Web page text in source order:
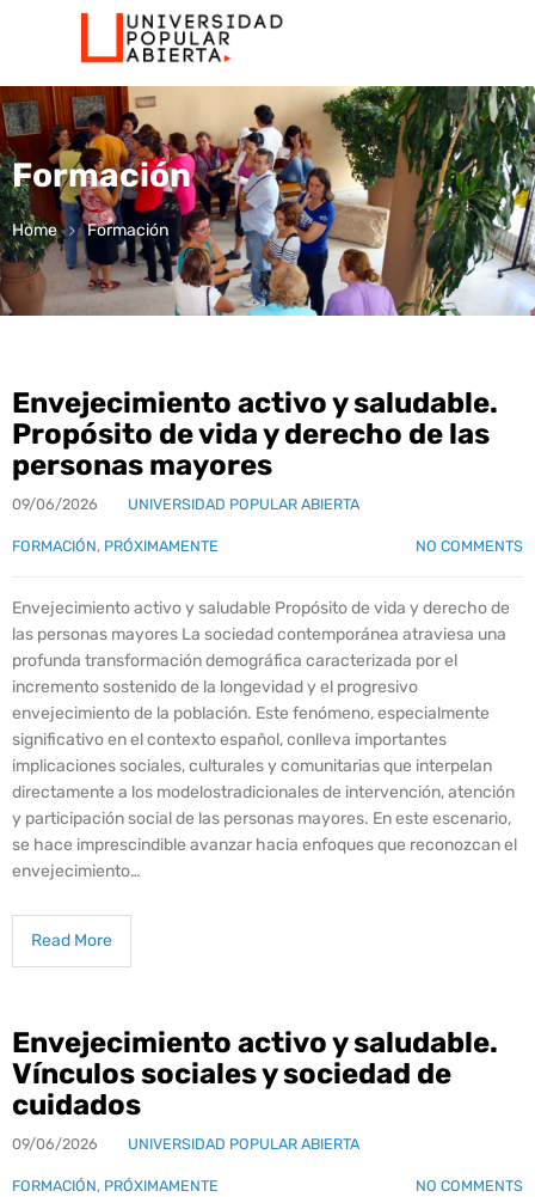
Formación
Home Formación
Envejecimiento activo y saludable.
Propósito de vida y derecho de las
personas mayores
09/06/2026 UNIVERSIDAD POPULAR ABIERTA
FORMACIÓN, PRÓXIMAMENTE NO COMMENTS
Envejecimiento activo y saludable Propósito de vida y derecho de
las personas mayores La sociedad contemporánea atraviesa una
profunda transformación demográfica caracterizada por el
incremento sostenido de la longevidad y el progresivo
envejecimiento de la población. Este fenómeno, especialmente
significativo en el contexto español, conlleva importantes
implicaciones sociales, culturales y comunitarias que interpelan
directamente a los modelostradicionales de intervención, atención
y participación social de las personas mayores. En este escenario,
se hace imprescindible avanzar hacia enfoques que reconozcan el
envejecimiento…
Read More
Envejecimiento activo y saludable.
Vínculos sociales y sociedad de
cuidados
09/06/2026 UNIVERSIDAD POPULAR ABIERTA
FORMACIÓN, PRÓXIMAMENTE NO COMMENTS